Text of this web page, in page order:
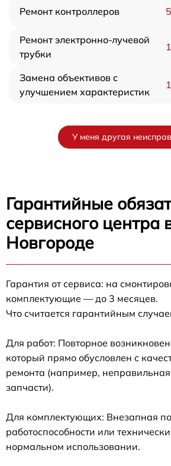
Ремонт контроллеров
Ремонт электронно-лучевой
трубки
Замена объективов с
улучшением характеристик
У меня другая
Гарантийные
сервисного
Новгороде
Гарантия от сервиса: на
комплектующие — до 3 месяцев.
Что считается гарантийным
Для работ: Повторное
который прямо обусловлен с
ремонта (например, неправильная
запчасти).
Для комплектующих: Внезапная
работоспособности или
нормальном использовании.